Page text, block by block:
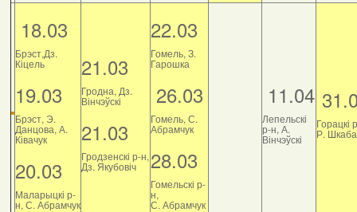
18.03
Брэст,Дз.
Кіцель
19.03
Брэст, Э.
Данцова, А.
Ківачук
20.03
Маларыцкі р-
н, С. Абрамчук
21.03
Гродна, Дз.
Вінчэўскі
21.03
Гродзенскі р-н,
Дз. Якубовіч
22.03
Гомель, З.
Гарошка
26.03
Гомель, С.
Абрамчук
28.03
Гомельскі р-
н,
С. Абрамчук
11.04
Лепельскі
р-н, А.
Вінчэўскі
Горацкі
Р.